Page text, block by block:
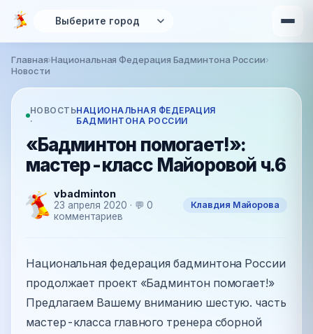
Перейти к основному содержанию
Вы здесь
Главная›Национальная Федерация Бадминтона России›
Новости
НОВОСТЬ
·
НАЦИОНАЛЬНАЯ ФЕДЕРАЦИЯ
БАДМИНТОНА РОССИИ
«Бадминтон помогает!»:
мастер-класс Майоровой ч.6
vbadminton
23 апреля 2020 · 💬 0
комментариев
Клавдия Майорова
Национальная федерация бадминтона России
продолжает проект «Бадминтон помогает!»
Предлагаем Вашему вниманию шестую. часть
мастер-класса главного тренера сборной